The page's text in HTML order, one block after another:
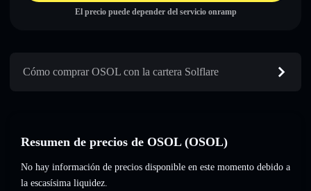
El precio puede depender del servicio onramp
Cómo comprar OSOL con la cartera Solflare
Resumen de precios de OSOL (OSOL)
No hay información de precios disponible en este momento debido a
la escasísima liquidez.